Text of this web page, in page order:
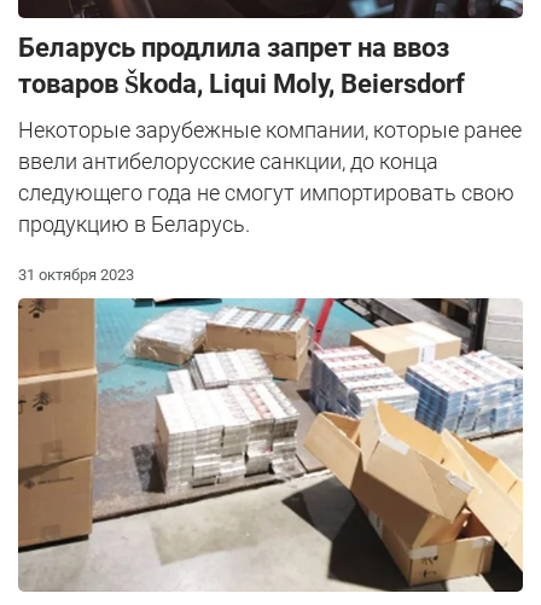
Беларусь продлила запрет на ввоз
товаров Škoda, Liqui Moly, Beiersdorf
Некоторые зарубежные компании, которые ранее
ввели антибелорусские санкции, до конца
следующего года не смогут импортировать свою
продукцию в Беларусь.
31 октября 2023